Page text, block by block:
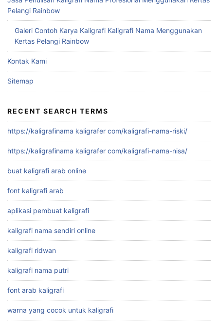
Pelangi Rainbow
Galeri Contoh Karya Kaligrafi Kaligrafi Nama Menggunakan
Kertas Pelangi Rainbow
Kontak Kami
Sitemap
RECENT SEARCH TERMS
https://kaligrafinama kaligrafer com/kaligrafi-nama-riski/
https://kaligrafinama kaligrafer com/kaligrafi-nama-nisa/
buat kaligrafi arab online
font kaligrafi arab
aplikasi pembuat kaligrafi
kaligrafi nama sendiri online
kaligrafi ridwan
kaligrafi nama putri
font arab kaligrafi
warna yang cocok untuk kaligrafi